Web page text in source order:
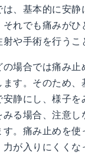
は、基本的に安静
れでも痛みがひ
や手術を行うこ
の場合では痛み止
ます。そのため
静にし、様子を
る場合、注意し
す。痛み止めを
力が入りにくく